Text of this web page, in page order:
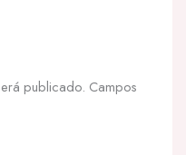
publicado. Campos